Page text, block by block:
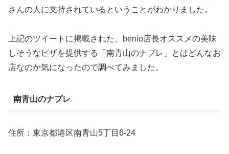
さんの人に支持されているということがわかりました。
上記のツイートに掲載された、benio店長オススメの美味
しそうなピザを提供する「南青山のナプレ」とはどんなお
店なのか気になったので調べてみました。
南青山のナプレ
住所：東京都港区南青山5丁目6-24